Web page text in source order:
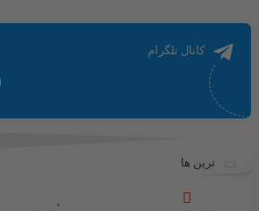
کانال تلگرام
ترین ها